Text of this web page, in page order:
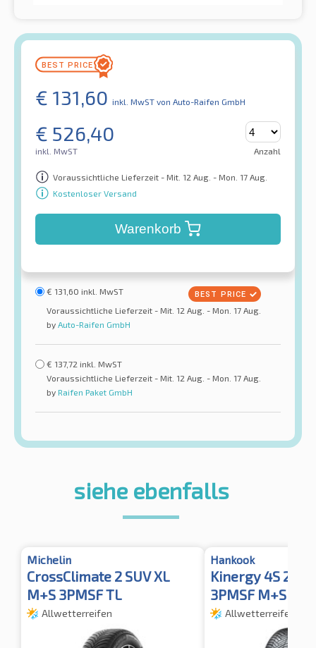
€ 131,60 inkl. MwST von Auto-Raifen GmbH
€ 526,40
inkl. MwST Anzahl
Voraussichtliche Lieferzeit - Mit. 12 Aug. - Mon. 17 Aug.
Kostenloser Versand
Warenkorb
€ 131,60 inkl. MwST
Voraussichtliche Lieferzeit - Mit. 12 Aug. - Mon. 17 Aug.
by Auto-Raifen GmbH
€ 137,72 inkl. MwST
Voraussichtliche Lieferzeit - Mit. 12 Aug. - Mon. 17 Aug.
by Raifen Paket GmbH
siehe ebenfalls
Michelin
CrossClimate 2 SUV XL
M+S 3PMSF TL
Allwetterreifen
Hankook
Kinergy 4S 2 X
3PMSF M+S
Allwetterreifen